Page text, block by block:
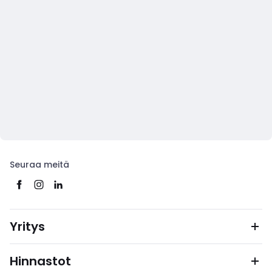
Seuraa meitä
Yritys
Hinnastot